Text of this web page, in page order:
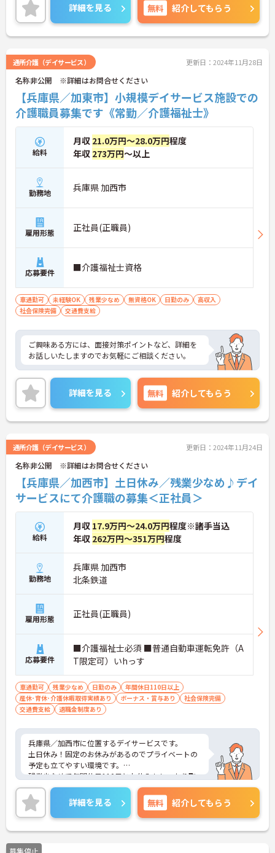
詳細を見る 無料 紹介してもらう
通所介護（デイサービス） 更新日：2024年11月28日
名称非公開 ※詳細はお問合せください
【兵庫県／加東市】小規模デイサービス施設での
介護職員募集です《常勤／介護福祉士》
給料
月収 21.0万円～28.0万円程度
年収 273万円～以上
勤務地 兵庫県 加西市
雇用形態 正社員(正職員)
応募要件 ■介護福祉士資格
車通勤可 未経験OK 残業少なめ 無資格OK 日勤のみ
高収入
社会保険完備
交通費支給
ご興味ある方には、面接対策ポイントなど、詳細を
お話しいたしますのでお気軽にご相談ください。
詳細を見る 無料 紹介してもらう
通所介護（デイサービス） 更新日：2024年11月24日
名称非公開 ※詳細はお問合せください
【兵庫県／加西市】土日休み／残業少なめ♪デイ
サービスにて介護職の募集＜正社員＞
給料
月収 17.9万円～24.0万円程度※諸手当込
年収 262万円～351万円程度
勤務地
兵庫県 加西市
北条鉄道
雇用形態 正社員(正職員)
応募要件
■介護福祉士必須 ■普通自動車運転免許（A
T限定可）いhっす
車通勤可 残業少なめ 日勤のみ
年間休日110日以上
産休･育休･介護休暇取得実績あり
ボーナス・賞与あり
社会保険完備
交通費支給
退職金制度あり
兵庫県／加西市に位置するデイサービスです。
土日休み！固定のお休みがあるのでプライベートの
予定も立てやすい環境です。
残業少なめで年間休日110日とお休みもしっかり取
得出来ます。
ご興味をお持ちの方はお気軽にお問い合わせくださ
い。
詳細を見る 無料 紹介してもらう
募集停止